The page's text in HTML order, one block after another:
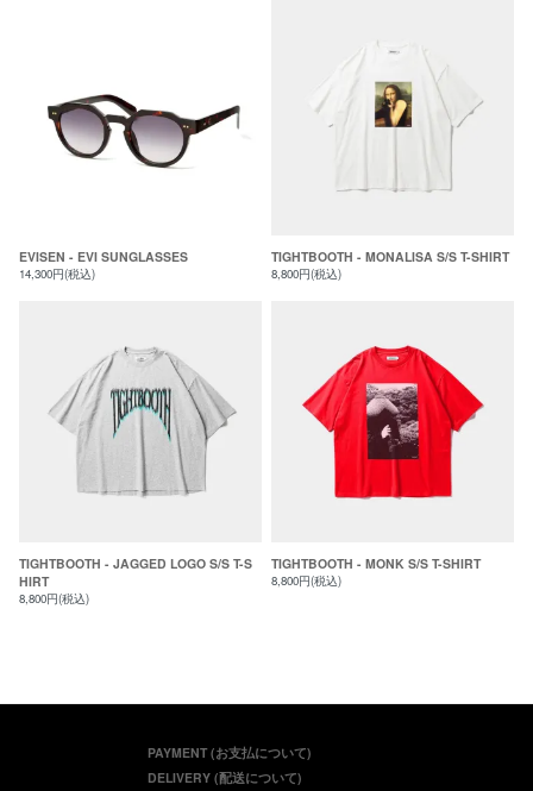
EVISEN - EVI SUNGLASSES
14,300円(税込)
TIGHTBOOTH - MONALISA S/S T-SHIRT
8,800円(税込)
TIGHTBOOTH - JAGGED LOGO S/S T-S
HIRT
8,800円(税込)
TIGHTBOOTH - MONK S/S T-SHIRT
8,800円(税込)
PAYMENT (お支払について)
DELIVERY (配送について)